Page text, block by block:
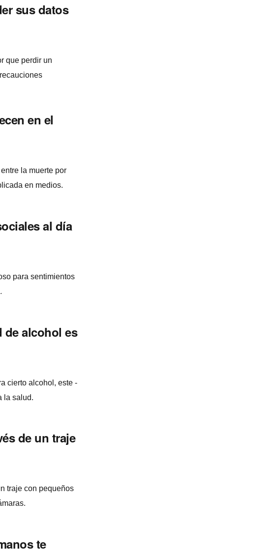
sus datos
que perdir un
en el
la muerte por
en medios.
al dí­a
para sentimientos
de alcohol es
cierto alcohol, este -
la salud.
de un traje
traje con pequeños
te